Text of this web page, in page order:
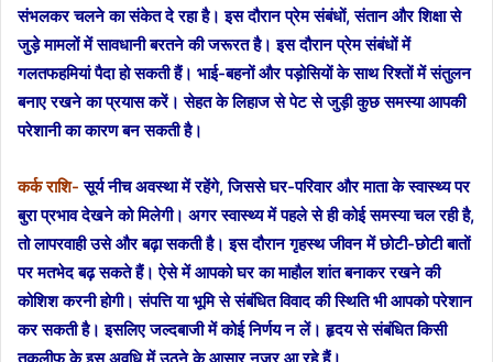
संभलकर चलने का संकेत दे रहा है। इस दौरान प्रेम संबंधों, संतान और शिक्षा से
जुड़े मामलों में सावधानी बरतने की जरूरत है। इस दौरान प्रेम संबंधों में
गलतफहमियां पैदा हो सकती हैं। भाई-बहनों और पड़ोसियों के साथ रिश्तों में संतुलन
बनाए रखने का प्रयास करें। सेहत के लिहाज से पेट से जुड़ी कुछ समस्या आपकी
परेशानी का कारण बन सकती है।
कर्क राशि- सूर्य नीच अवस्था में रहेंगे, जिससे घर-परिवार और माता के स्वास्थ्य पर
बुरा प्रभाव देखने को मिलेगी। अगर स्वास्थ्य में पहले से ही कोई समस्या चल रही है,
तो लापरवाही उसे और बढ़ा सकती है। इस दौरान गृहस्थ जीवन में छोटी-छोटी बातों
पर मतभेद बढ़ सकते हैं। ऐसे में आपको घर का माहौल शांत बनाकर रखने की
कोशिश करनी होगी। संपत्ति या भूमि से संबंधित विवाद की स्थिति भी आपको परेशान
कर सकती है। इसलिए जल्दबाजी में कोई निर्णय न लें। हृदय से संबंधित किसी